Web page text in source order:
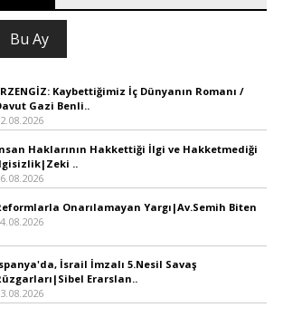
Bu Ay
Kaybettiğimiz İç Dünyanın Romanı /
Gazi Benli..
Haklarının Hakkettiği İlgi ve Hakketmediği
..
Onarılamayan Yargı|Av.Semih Biten
İsrail İmzalı 5.Nesil Savaş
Erarslan..